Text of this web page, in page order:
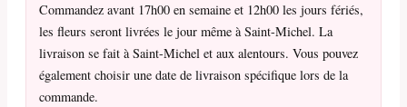
Commandez avant 17h00 en semaine et 12h00 les jours fériés,
les fleurs seront livrées le jour même à Saint-Michel. La
livraison se fait à Saint-Michel et aux alentours. Vous pouvez
également choisir une date de livraison spécifique lors de la
commande.